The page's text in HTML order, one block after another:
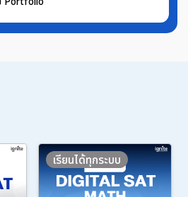
เรียนได้ทุกระบบ